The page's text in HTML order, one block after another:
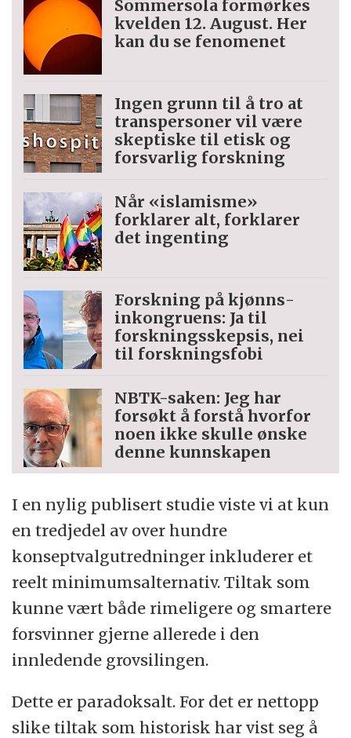
Sommersola formørkes
kvelden 12. August. Her
kan du se fenomenet
Ingen grunn til å tro at
trans­personer vil være
skeptiske til etisk og
forsvarlig forskning
Når «islamisme»
forklarer alt, forklarer
det ingenting
Forskning på kjønns­
inkongruens: Ja til
forskningsskepsis, nei
til forskningsfobi
NBTK-saken: Jeg har
forsøkt å forstå hvorfor
noen ikke skulle ønske
denne kunnskapen
I en nylig publisert studie viste vi at kun
en tredjedel av over hundre
konseptvalgutredninger inkluderer et
reelt minimumsalternativ. Tiltak som
kunne vært både rimeligere og smartere
forsvinner gjerne allerede i den
innledende grovsilingen.
Dette er paradoksalt. For det er nettopp
slike tiltak som historisk har vist seg å